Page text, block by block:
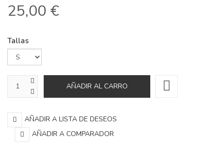
25,00 €
Tallas
AÑADIR A LISTA DE DESEOS
AÑADIR A COMPARADOR